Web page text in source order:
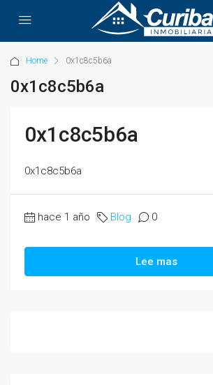
Home 0x1c8c5b6a
0x1c8c5b6a
0x1c8c5b6a
0x1c8c5b6a
hace 1 año Blog 0
Lee mas